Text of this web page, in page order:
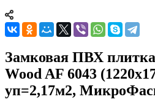
Замковая ПВХ
Wood AF 6043
уп=2,17м2,